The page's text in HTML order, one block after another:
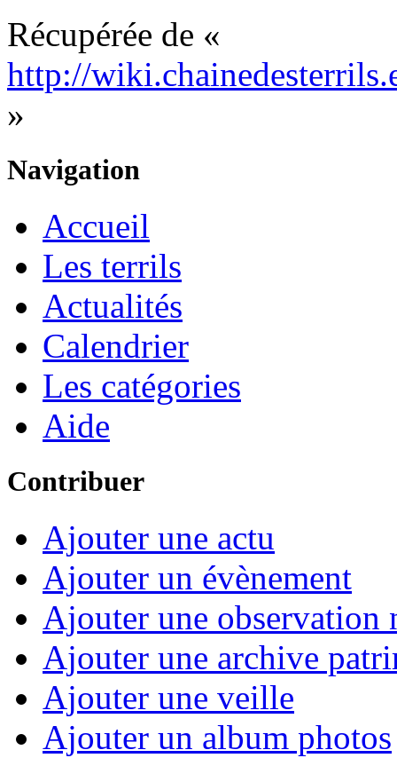
Récupérée de «
http://
»
Navigation
Accueil
Les terrils
Actualités
Calendrier
Les catégories
Aide
Contribuer
Ajouter une actu
Ajouter un évènement
Ajouter une observation
Ajouter une archive
Ajouter une veille
Ajouter un album photos